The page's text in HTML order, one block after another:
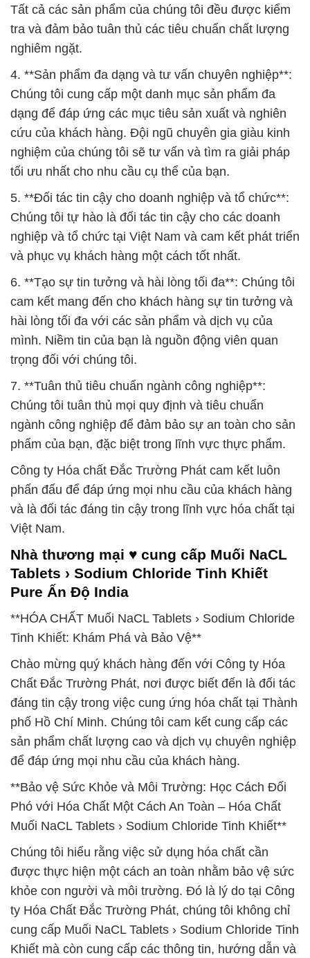
Tất cả các sản phẩm của chúng tôi đều được kiểm
tra và đảm bảo tuân thủ các tiêu chuẩn chất lượng
nghiêm ngặt.
4. **Sản phẩm đa dạng và tư vấn chuyên nghiệp**:
Chúng tôi cung cấp một danh mục sản phẩm đa
dạng để đáp ứng các mục tiêu sản xuất và nghiên
cứu của khách hàng. Đội ngũ chuyên gia giàu kinh
nghiệm của chúng tôi sẽ tư vấn và tìm ra giải pháp
tối ưu nhất cho nhu cầu cụ thể của bạn.
5. **Đối tác tin cậy cho doanh nghiệp và tổ chức**:
Chúng tôi tự hào là đối tác tin cậy cho các doanh
nghiệp và tổ chức tại Việt Nam và cam kết phát triển
và phục vụ khách hàng một cách tốt nhất.
6. **Tạo sự tin tưởng và hài lòng tối đa**: Chúng tôi
cam kết mang đến cho khách hàng sự tin tưởng và
hài lòng tối đa với các sản phẩm và dịch vụ của
mình. Niềm tin của bạn là nguồn động viên quan
trọng đối với chúng tôi.
7. **Tuân thủ tiêu chuẩn ngành công nghiệp**:
Chúng tôi tuân thủ mọi quy định và tiêu chuẩn
ngành công nghiệp để đảm bảo sự an toàn cho sản
phẩm của bạn, đặc biệt trong lĩnh vực thực phẩm.
Công ty Hóa chất Đắc Trường Phát cam kết luôn
phấn đấu để đáp ứng mọi nhu cầu của khách hàng
và là đối tác đáng tin cậy trong lĩnh vực hóa chất tại
Việt Nam.
Nhà thương mại ♥ cung cấp Muối NaCL
Tablets › Sodium Chloride Tinh Khiết
Pure Ấn Độ India
**HÓA CHẤT Muối NaCL Tablets › Sodium Chloride
Tinh Khiết: Khám Phá và Bảo Vệ**
Chào mừng quý khách hàng đến với Công ty Hóa
Chất Đắc Trường Phát, nơi được biết đến là đối tác
đáng tin cậy trong việc cung ứng hóa chất tại Thành
phố Hồ Chí Minh. Chúng tôi cam kết cung cấp các
sản phẩm chất lượng cao và dịch vụ chuyên nghiệp
để đáp ứng mọi nhu cầu của khách hàng.
**Bảo vệ Sức Khỏe và Môi Trường: Học Cách Đối
Phó với Hóa Chất Một Cách An Toàn – Hóa Chất
Muối NaCL Tablets › Sodium Chloride Tinh Khiết**
Chúng tôi hiểu rằng việc sử dụng hóa chất cần
được thực hiện một cách an toàn nhằm bảo vệ sức
khỏe con người và môi trường. Đó là lý do tại Công
ty Hóa Chất Đắc Trường Phát, chúng tôi không chỉ
cung cấp Muối NaCL Tablets › Sodium Chloride Tinh
Khiết mà còn cung cấp các thông tin, hướng dẫn và